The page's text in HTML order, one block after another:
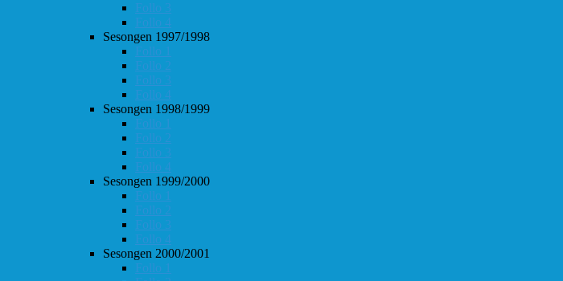
Follo 3
Follo 4
Sesongen 1997/1998
Follo 1
Follo 2
Follo 3
Follo 4
Sesongen 1998/1999
Follo 1
Follo 2
Follo 3
Follo 4
Sesongen 1999/2000
Follo 1
Follo 2
Follo 3
Follo 4
Sesongen 2000/2001
Follo 1